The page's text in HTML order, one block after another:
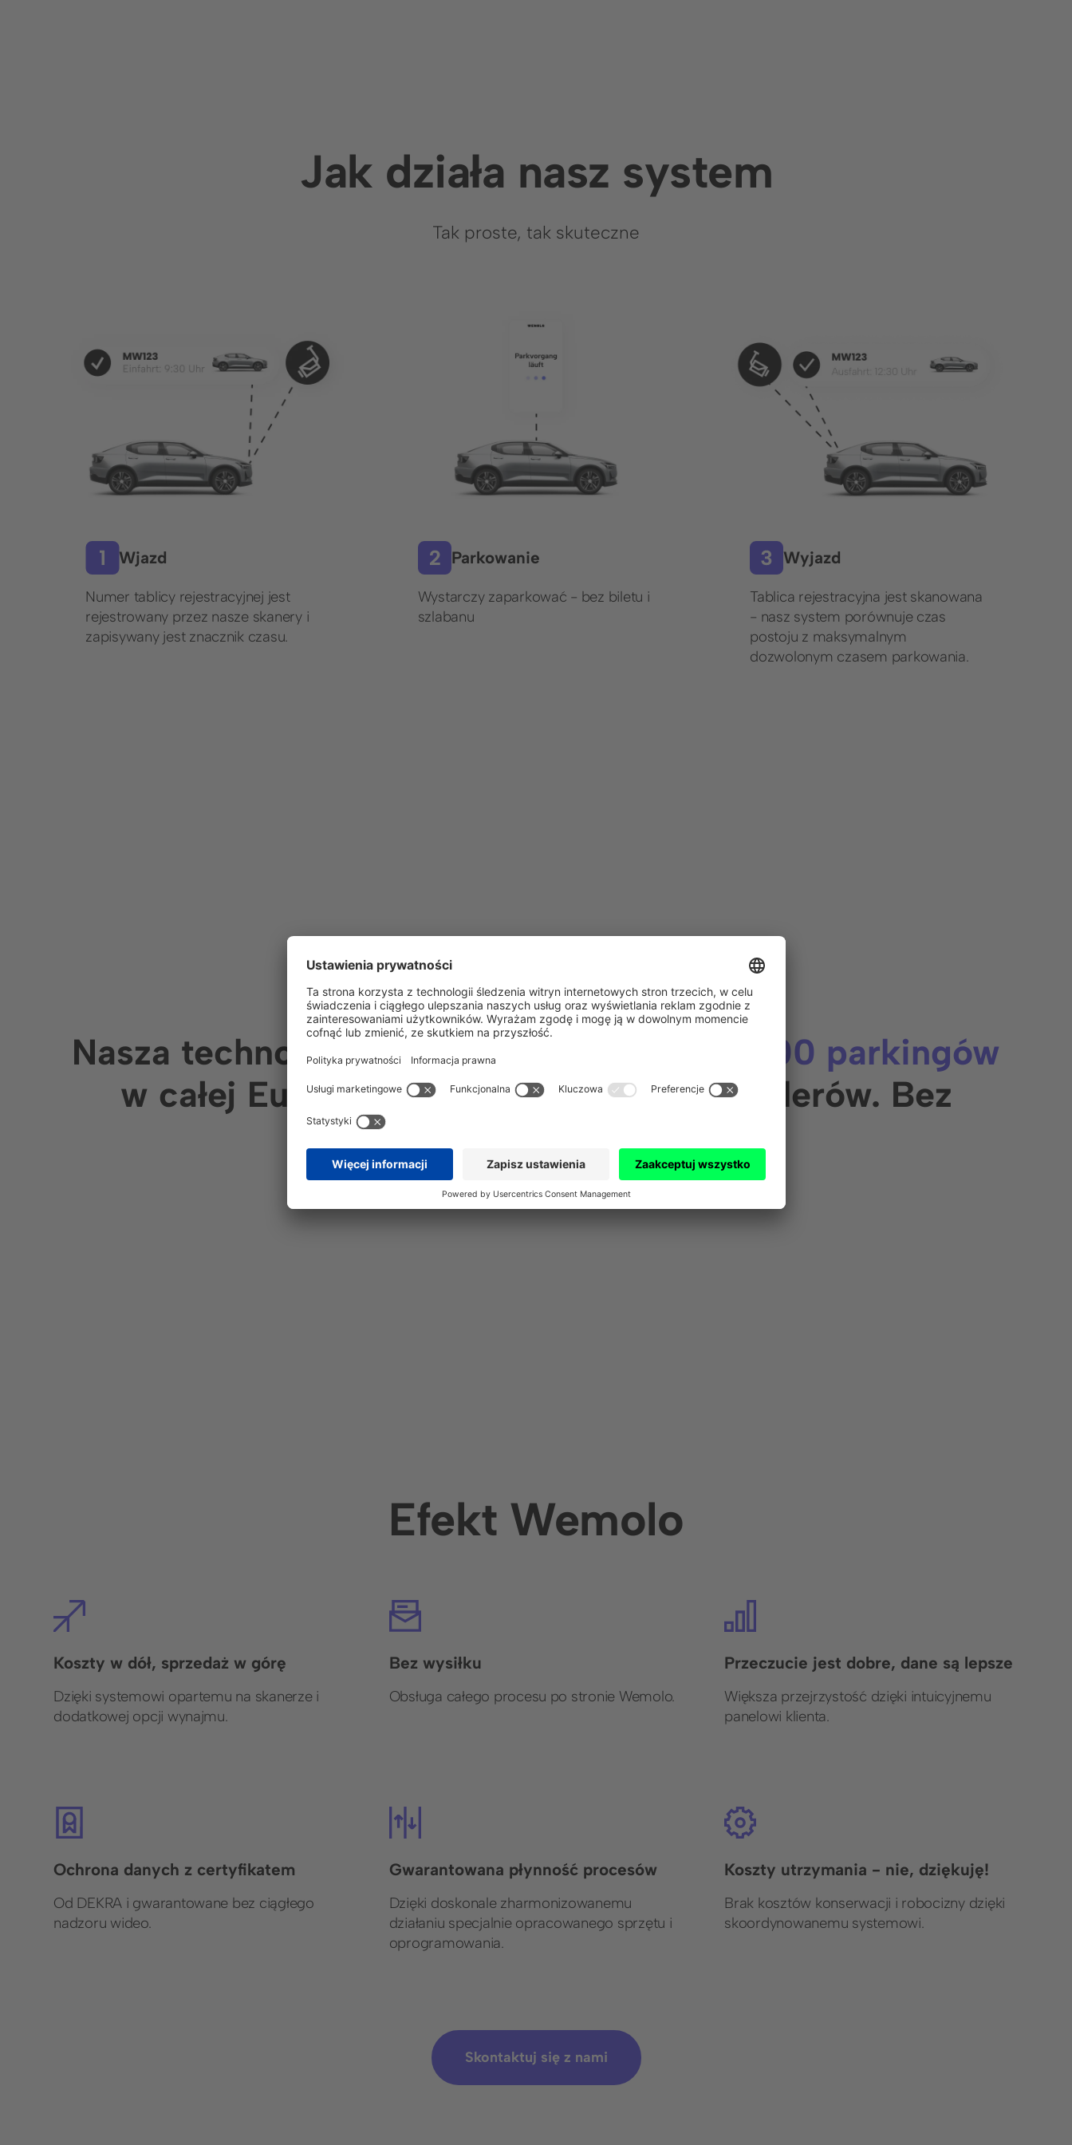
Jak działa nasz system
Tak proste, tak skuteczne
Wjazd
Numer tablicy rejestracyjnej jest
rejestrowany przez nasze skanery i
zapisywany jest znacznik czasu.
Parkowanie
Wystarczy zaparkować - bez biletu i
szlabanu
Wyjazd
Tablica rejestracyjna jest skanowana
- nasz system porównuje czas
postoju z maksymalnym
dozwolonym czasem parkowania.
Nasza technologia działa już na ponad 4.000 parkingów
w całej Europie. Bez biletów. Bez kontrolerów. Bez
Efekt Wemolo
Koszty w dół, sprzedaż w górę
Dzięki systemowi opartemu na skanerze i
dodatkowej opcji wynajmu.
Bez wysiłku
Obsługa całego procesu po stronie Wemolo.
Przeczucie jest dobre, dane są lepsze
Większa przejrzystość dzięki intuicyjnemu
panelowi klienta.
Ochrona danych z certyfikatem
Od DEKRA i gwarantowane bez ciągłego
nadzoru wideo.
Gwarantowana płynność procesów
Dzięki doskonale zharmonizowanemu
działaniu specjalnie opracowanego sprzętu i
oprogramowania.
Koszty utrzymania - nie, dziękuję!
Brak kosztów konserwacji i robocizny dzięki
skoordynowanemu systemowi.
Skontaktuj się z nami
© 2026 Wemolo GmbH
zdrowotna
z nami
+48 576 166
Ochrona danych